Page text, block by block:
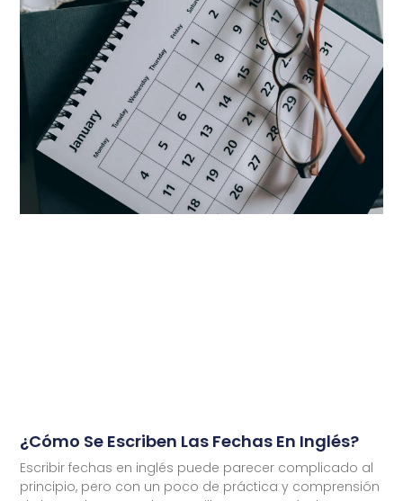
¿Cómo Se Escriben Las Fechas En Inglés?
Escribir fechas en inglés puede parecer complicado al
principio, pero con un poco de práctica y comprensión